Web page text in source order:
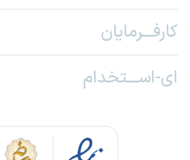
کارفـــرمایان
ای-اســـتخدام